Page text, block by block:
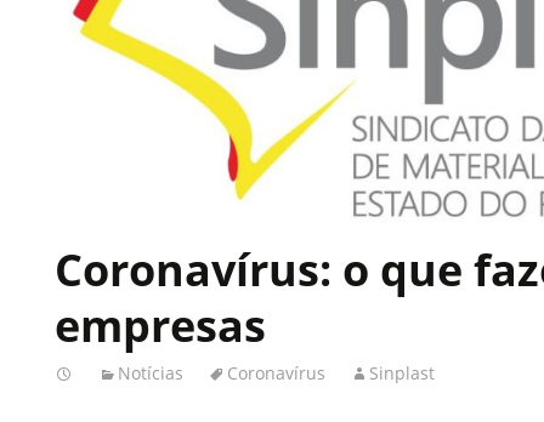
Coronavírus: o que
empresas
Notícias Coronavírus Sinplast